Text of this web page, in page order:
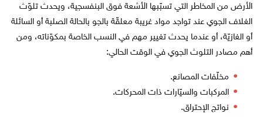
الأرض من المخاطر التي تسبّبها الأشعة فوق البنفسجية، ويحدث تلوّث
الغلاف الجوي عند تواجد مواد غريبة معلقّة بالجو بالحالة الصلبة أو السائلة
أو الغازيّة، أو عندما يحدث تغيير مهم في النسب الخاصة بمكوّناته، ومن
أهم مصادر التلوث الجوي في الوقت الحالي:
مخلّفات المصانع.
المركبات والسيّارات ذات المحركات.
نواتج الإحتراق.